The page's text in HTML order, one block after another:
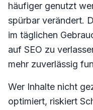
häufiger genutzt
spürbar verändert.
im täglichen
auf SEO zu
mehr zuverlässig
Wer Inhalte nicht
optimiert, riskiert